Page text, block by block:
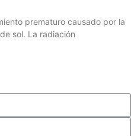
prematuro causado por la
sol. La radiación